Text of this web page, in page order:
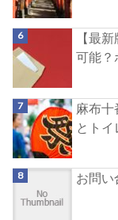
【最
可能？
麻布
とトイ
お問い